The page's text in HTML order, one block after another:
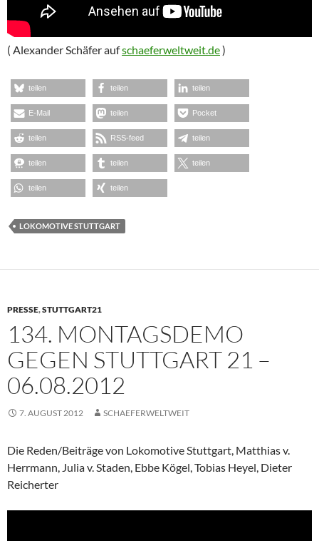
( Alexander Schäfer aufschaeferweltweit.de)
teilen teilen teilen
E-Mail teilen Pocket
teilen RSS-feed teilen
teilen teilen teilen
teilen teilen
LOKOMOTIVE STUTTGART
PRESSE,STUTTGART21
134. MONTAGSDEMO
GEGEN STUTTGART 21 –
06.08.2012
7. AUGUST 2012 SCHAEFERWELTWEIT
Die Reden/Beiträge von Lokomotive Stuttgart, Matthias v.
Herrmann, Julia v. Staden, Ebbe Kögel, Tobias Heyel, Dieter
Reicherter